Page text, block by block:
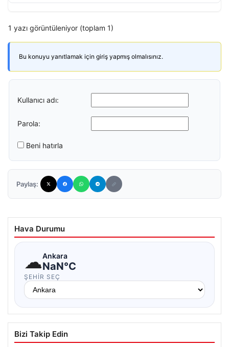
1 yazı görüntüleniyor (toplam 1)
Bu konuyu yanıtlamak için giriş yapmış olmalısınız.
Kullanıcı adı:
Parola:
Beni hatırla
Paylaş:
Hava Durumu
☁Ankara
NaN°C
ŞEHIR SEÇ
Bizi Takip Edin